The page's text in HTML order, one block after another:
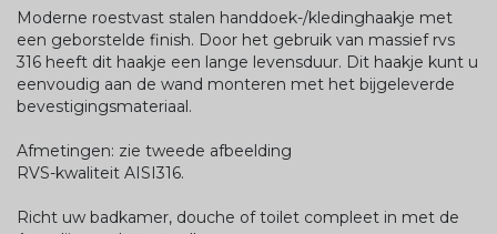
Moderne roestvast stalen handdoek-/kledinghaakje met
een geborstelde finish. Door het gebruik van massief rvs
316 heeft dit haakje een lange levensduur. Dit haakje kunt u
eenvoudig aan de wand monteren met het bijgeleverde
bevestigingsmateriaal.
Afmetingen: zie tweede afbeelding
RVS-kwaliteit AISI316.
Richt uw badkamer, douche of toilet compleet in met de